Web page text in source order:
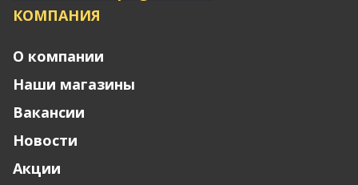
КОМПАНИЯ
О компании
Наши магазины
Вакансии
Новости
Акции